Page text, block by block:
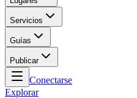
Servicios
Guías
Publicar
Conectarse
Explorar